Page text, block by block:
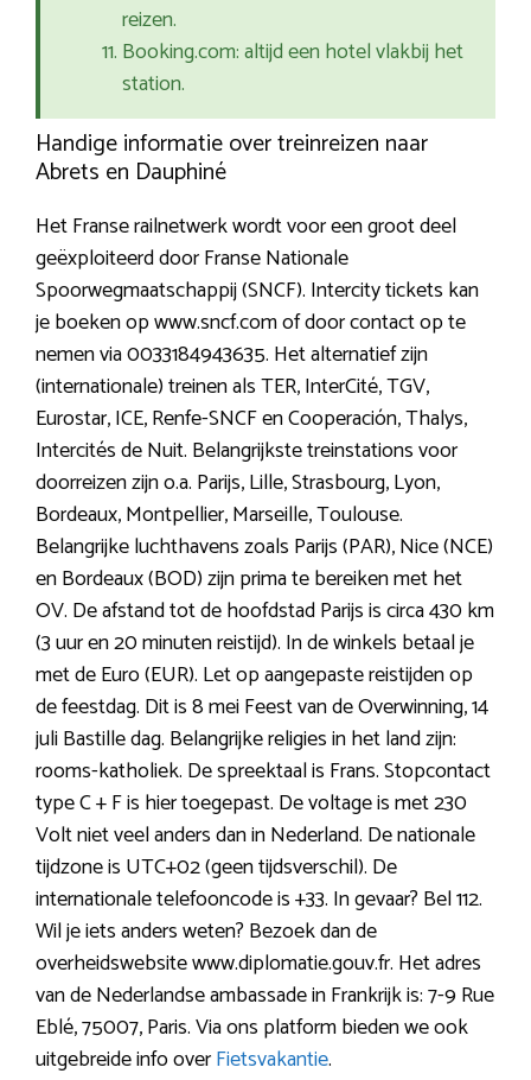
reizen.
Booking.com: altijd een hotel vlakbij het
station.
Handige informatie over treinreizen naar
Abrets en Dauphiné
Het Franse railnetwerk wordt voor een groot deel
geëxploiteerd door Franse Nationale
Spoorwegmaatschappij (SNCF). Intercity tickets kan
je boeken op www.sncf.com of door contact op te
nemen via 0033184943635. Het alternatief zijn
(internationale) treinen als TER, InterCité, TGV,
Eurostar, ICE, Renfe-SNCF en Cooperación, Thalys,
Intercités de Nuit. Belangrijkste treinstations voor
doorreizen zijn o.a. Parijs, Lille, Strasbourg, Lyon,
Bordeaux, Montpellier, Marseille, Toulouse.
Belangrijke luchthavens zoals Parijs (PAR), Nice (NCE)
en Bordeaux (BOD) zijn prima te bereiken met het
OV. De afstand tot de hoofdstad Parijs is circa 430 km
(3 uur en 20 minuten reistijd). In de winkels betaal je
met de Euro (EUR). Let op aangepaste reistijden op
de feestdag. Dit is 8 mei Feest van de Overwinning, 14
juli Bastille dag. Belangrijke religies in het land zijn:
rooms-katholiek. De spreektaal is Frans. Stopcontact
type C + F is hier toegepast. De voltage is met 230
Volt niet veel anders dan in Nederland. De nationale
tijdzone is UTC+02 (geen tijdsverschil). De
internationale telefooncode is +33. In gevaar? Bel 112.
Wil je iets anders weten? Bezoek dan de
overheidswebsite www.diplomatie.gouv.fr. Het adres
van de Nederlandse ambassade in Frankrijk is: 7-9 Rue
Eblé, 75007, Paris. Via ons platform bieden we ook
uitgebreide info overFietsvakantie.